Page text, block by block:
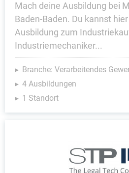
Mach deine Ausbildung bei
Baden-Baden. Du kannst
Ausbildung zum
Industriemechaniker...
Branche: Verarbeitendes
4 Ausbildungen
1 Standort